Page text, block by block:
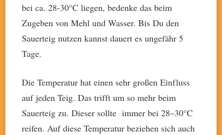
bei ca. 28-30°C liegen, bedenke das beim
Zugeben von Mehl und Wasser. Bis Du den
Sauerteig nutzen kannst dauert es ungefähr 5
Tage.
Die Temperatur hat einen sehr großen Einfluss
auf jeden Teig. Das trifft um so mehr beim
Sauerteig zu. Dieser sollte immer bei 28–30°C
reifen. Auf diese Temperatur beziehen sich auch